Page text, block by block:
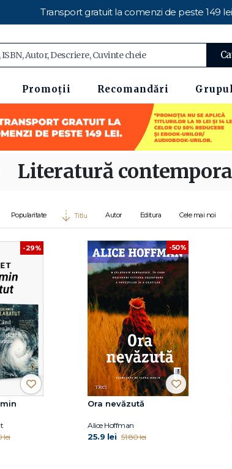
Transport gratuit la comenzi de peste 149
Promoții Recomandări
Literatură
Popularitate Titlu Autor Editura Cele mai noi
-29%
lei
-50%
Ora nevăzută
Alice Hoffman
25.9 lei 51.80 lei